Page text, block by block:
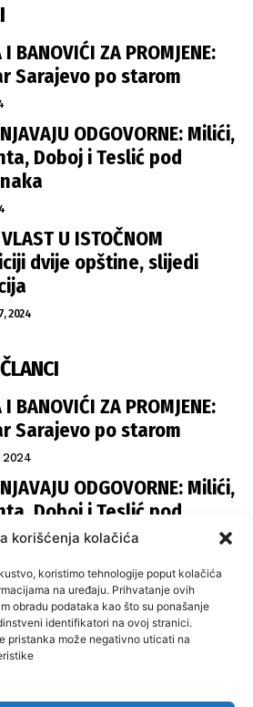
korišćenja kolačića
koristimo tehnologije poput kolačića
na uređaju. Prihvatanje ovih
obradu podataka kao što su ponašanje
identifikatori na ovoj stranici.
pristanka može negativno uticati na
BANOVIĆI ZA PROMJENE:
Sarajevo po starom
ODGOVORNE: Milići,
Doboj i Teslić pod
U ISTOČNOM
dvije opštine, slijedi
2024
BANOVIĆI ZA PROMJENE:
Sarajevo po starom
2024
ODGOVORNE: Milići,
Doboj i Teslić pod
U ISTOČNOM
dvije opštine, slijedi